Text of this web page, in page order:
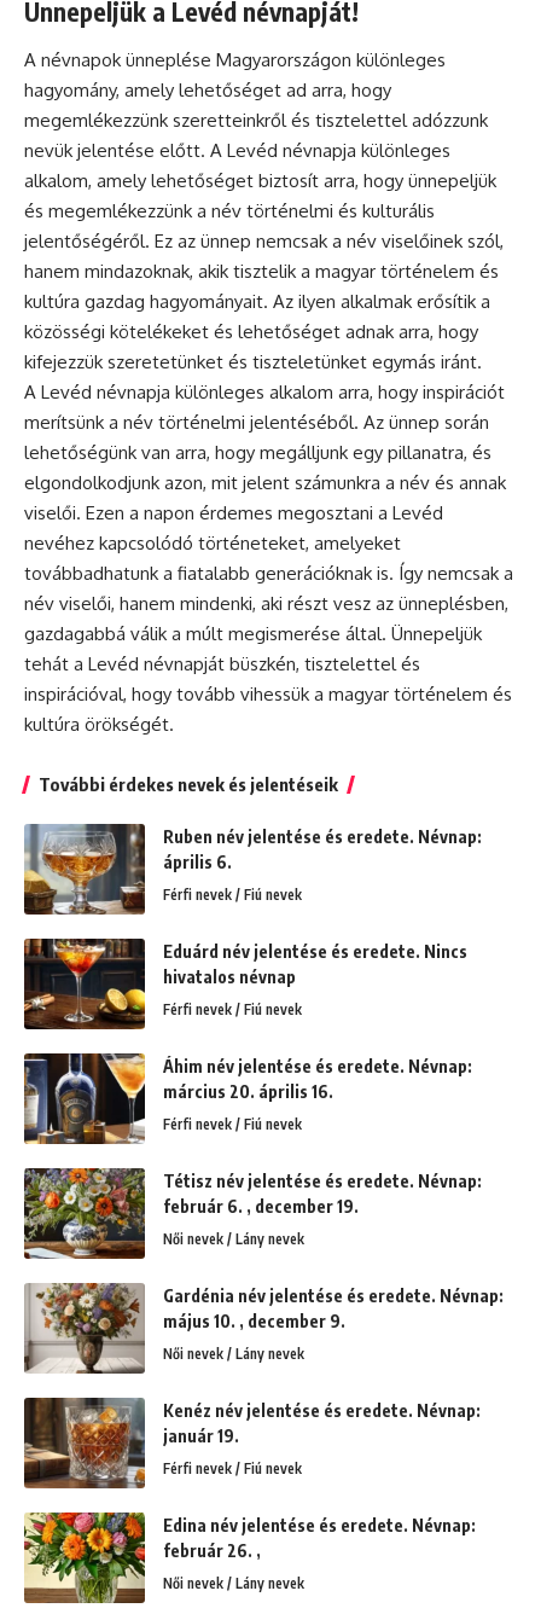
Ünnepeljük a Levéd névnapját!
A névnapok ünneplése Magyarországon különleges
hagyomány, amely lehetőséget ad arra, hogy
megemlékezzünk szeretteinkről és tisztelettel adózzunk
nevük jelentése előtt. A Levéd névnapja különleges
alkalom, amely lehetőséget biztosít arra, hogy ünnepeljük
és megemlékezzünk a név történelmi és kulturális
jelentőségéről. Ez az ünnep nemcsak a név viselőinek szól,
hanem mindazoknak, akik tisztelik a magyar történelem és
kultúra gazdag hagyományait. Az ilyen alkalmak erősítik a
közösségi kötelékeket és lehetőséget adnak arra, hogy
kifejezzük szeretetünket és tiszteletünket egymás iránt.
A Levéd névnapja különleges alkalom arra, hogy inspirációt
merítsünk a név történelmi jelentéséből. Az ünnep során
lehetőségünk van arra, hogy megálljunk egy pillanatra, és
elgondolkodjunk azon, mit jelent számunkra a név és annak
viselői. Ezen a napon érdemes megosztani a Levéd
nevéhez kapcsolódó történeteket, amelyeket
továbbadhatunk a fiatalabb generációknak is. Így nemcsak a
név viselői, hanem mindenki, aki részt vesz az ünneplésben,
gazdagabbá válik a múlt megismerése által. Ünnepeljük
tehát a Levéd névnapját büszkén, tisztelettel és
inspirációval, hogy tovább vihessük a magyar történelem és
kultúra örökségét.
További érdekes nevek és jelentéseik
Ruben név jelentése és eredete. Névnap:
április 6.
Férfi nevek / Fiú nevek
Eduárd név jelentése és eredete. Nincs
hivatalos névnap
Férfi nevek / Fiú nevek
Áhim név jelentése és eredete. Névnap:
március 20. április 16.
Férfi nevek / Fiú nevek
Tétisz név jelentése és eredete. Névnap:
február 6. , december 19.
Női nevek / Lány nevek
Gardénia név jelentése és eredete. Névnap:
május 10. , december 9.
Női nevek / Lány nevek
Kenéz név jelentése és eredete. Névnap:
január 19.
Férfi nevek / Fiú nevek
Edina név jelentése és eredete. Névnap:
február 26. ,
Női nevek / Lány nevek